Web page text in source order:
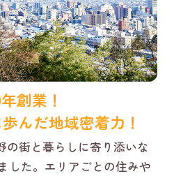
創業！
んだ地域密着力！
の街と暮らしに寄り添いな
した。エリアごとの住みや